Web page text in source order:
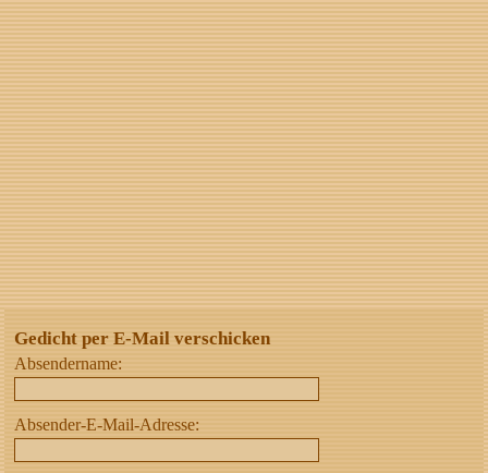
Gedicht per E-Mail verschicken
Absendername:
Absender-E-Mail-Adresse: